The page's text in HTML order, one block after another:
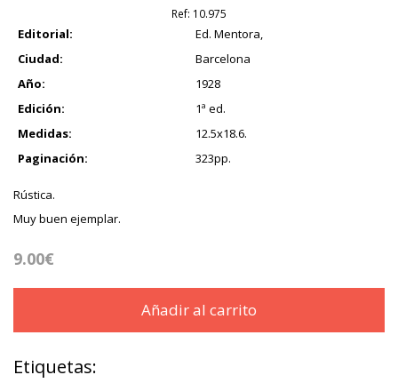
Ref: 10.975
Editorial:
Ed. Mentora,
Ciudad:
Barcelona
Año:
1928
Edición:
1ª ed.
Medidas:
12.5x18.6.
Paginación:
323pp.
Rústica.
Muy buen ejemplar.
9.00€
Añadir al carrito
Etiquetas: